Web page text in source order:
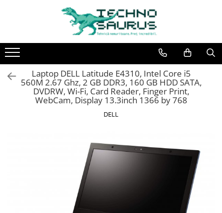
Refurbished
Second hand
Second hand
Refurbished
Second hand
Touchscreen second hand
Calculator Second hand
Laptop DELL Latitude E4310, Intel Core i5
560M 2.67 Ghz, 2 GB DDR3, 160 GB HDD SATA,
DVDRW, Wi-Fi, Card Reader, Finger Print,
WebCam, Display 13.3inch 1366 by 768
DELL